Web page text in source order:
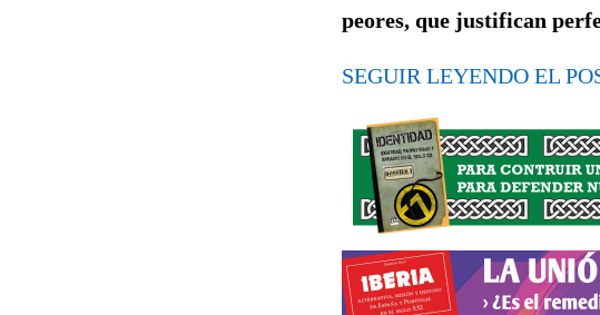
peores, que justifican
SEGUIR LEYENDO EL